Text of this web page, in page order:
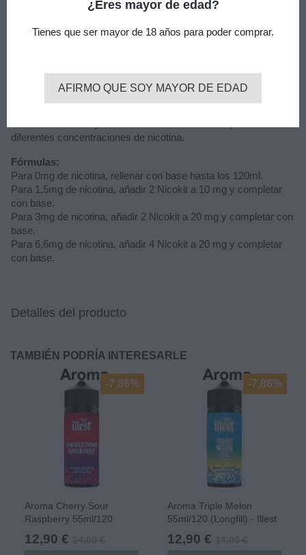
Maceración: 2 a 5 días
Sin nicotina
PG, VG o VPG según sea su preferencia.
Los formatos longfill vienen en bote de 120ml, con 30ml de
diferentes concentraciones de nicotina.
Fórmulas:
Para 0mg de nicotina, rellenar con base hasta los 120ml.
Para 1,5mg de nicotina, añadir 2 Nicokit a 10 mg y completar
con base.
Para 3mg de nicotina, añadir 2 Nicokit a 20 mg y completar con
base.
Para 6,6mg de nicotina, añadir 4 Nicokit a 20 mg y completar
con base.
Detalles del producto
TAMBIÉN PODRÍA INTERESARLE
Aroma Cherry Sour
Raspberry 55ml/120
12,90 €
-7,86%
Aroma Triple Melon
55ml/120 (Longfill) - Illest
12,90 €
-7,86%
¿Eres mayor de edad?
Tienes que ser mayor de 18 años para poder comprar.
AFIRMO QUE SOY MAYOR DE EDAD